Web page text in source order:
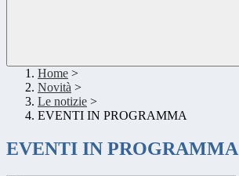
Home >
Novità >
Le notizie >
EVENTI IN PROGRAMMA
EVENTI IN PROGRAMMA